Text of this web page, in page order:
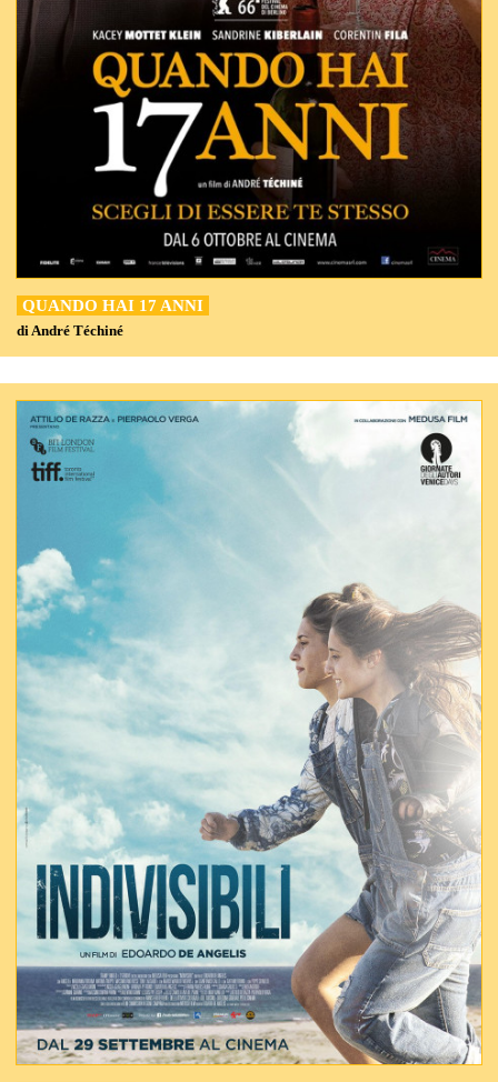
QUANDO HAI 17 ANNI
di André Téchiné